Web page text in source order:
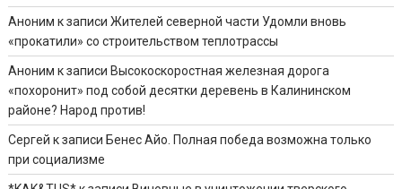
Аноним к записиЖителей северной части Удомли вновь
«прокатили» со строительством теплотрассы
Аноним к записиВысокоскоростная железная дорога
«похоронит» под собой десятки деревень в Калининском
районе? Народ против!
Сергей к записиБенес Айо. Полная победа возможна только
при социализме